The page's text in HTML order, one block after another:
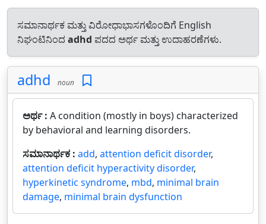
ಸಮಾನಾರ್ಥಕ ಮತ್ತು ವಿರೋಧಾಭಾಸಗಳೊಂದಿಗೆ English
ನಿಘಂಟಿನಿಂದ adhd ಪದದ ಅರ್ಥ ಮತ್ತು ಉದಾಹರಣೆಗಳು.
adhd noun
ಅರ್ಥ : A condition (mostly in boys) characterized
by behavioral and learning disorders.
ಸಮಾನಾರ್ಥಕ : add, attention deficit disorder,
attention deficit hyperactivity disorder,
hyperkinetic syndrome, mbd, minimal brain
damage, minimal brain dysfunction